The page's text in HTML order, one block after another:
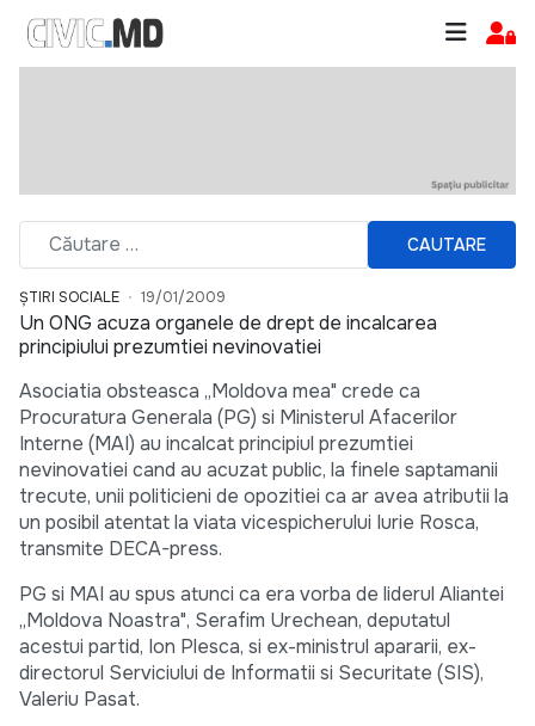
CAUTARE
ȘTIRI SOCIALE 19/01/2009
Un ONG acuza organele de drept de incalcarea
principiului prezumtiei nevinovatiei
Asociatia obsteasca „Moldova mea" crede ca
Procuratura Generala (PG) si Ministerul Afacerilor
Interne (MAI) au incalcat principiul prezumtiei
nevinovatiei cand au acuzat public, la finele saptamanii
trecute, unii politicieni de opozitiei ca ar avea atributii la
un posibil atentat la viata vicespicherului Iurie Rosca,
transmite DECA-press.
PG si MAI au spus atunci ca era vorba de liderul Aliantei
„Moldova Noastra", Serafim Urechean, deputatul
acestui partid, Ion Plesca, si ex-ministrul apararii, ex-
directorul Serviciului de Informatii si Securitate (SIS),
Valeriu Pasat.